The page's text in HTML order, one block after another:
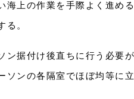
海上の作業を手際よく進め
る。
ン据付け後直ちに行う必要
ソンの各隔室でほぼ均等に